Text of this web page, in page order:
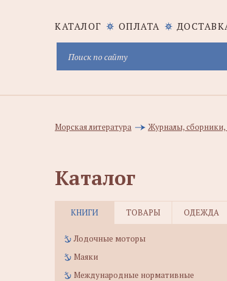
КАТАЛОГ ОПЛАТА
Морская литература Журналы,
Каталог
КНИГИ ТОВАРЫ ОДЕЖДА
Лодочные моторы
Маяки
Международные нормативные